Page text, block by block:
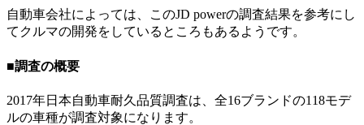
自動車会社によっては、このJD powerの調査結果を参考にし
てクルマの開発をしているところもあるようです。
■調査の概要
2017年日本自動車耐久品質調査は、全16ブランドの118モデ
ルの車種が調査対象になります。